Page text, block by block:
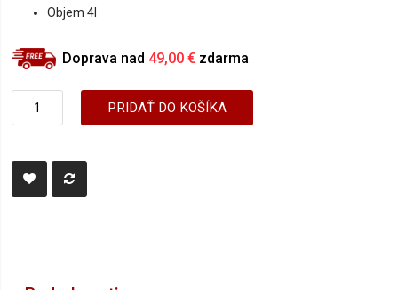
Objem 4l
Doprava nad 49,00 € zdarma
PRIDAŤ DO KOŠÍKA